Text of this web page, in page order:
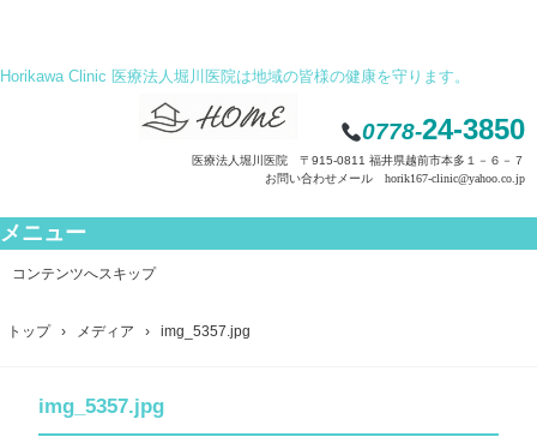
Horikawa Clinic 医療法人堀川医院は地域の皆様の健康を守ります。
0778-24-3850
医療法人堀川医院 〒915-0811 福井県越前市本多１－６－７
お問い合わせメール horik167-clinic@yahoo.co.jp
メニュー
コンテンツへスキップ
トップ › メディア › img_5357.jpg
img_5357.jpg